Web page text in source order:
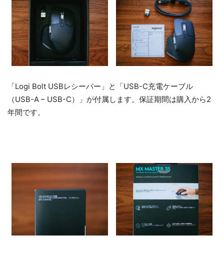
「Logi Bolt USBレシーバー」と「USB-C充電ケーブル
（USB-A – USB-C）」が付属します。保証期間は購入から2
年間です。